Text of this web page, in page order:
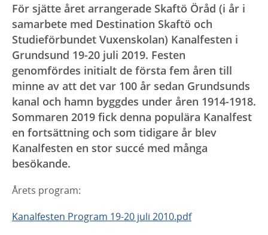
För sjätte året arrangerade Skaftö Öråd (i år i
samarbete med Destination Skaftö och
Studieförbundet Vuxenskolan) Kanalfesten i
Grundsund 19-20 juli 2019. Festen
genomfördes initialt de första fem åren till
minne av att det var 100 år sedan Grundsunds
kanal och hamn byggdes under åren 1914-1918.
Sommaren 2019 fick denna populära Kanalfest
en fortsättning och som tidigare år blev
Kanalfesten en stor succé med många
besökande.
Årets program:
Kanalfesten Program 19-20 juli 2010.pdf